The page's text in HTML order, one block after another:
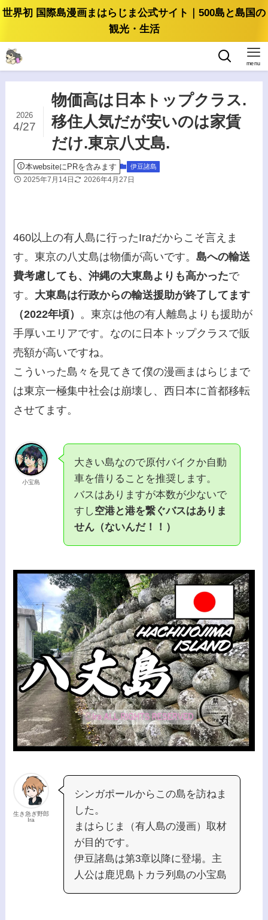
世界初 国際島漫画まはらじま公式サイト｜500島と島国の
観光・生活
menu
物価高は日本トップクラス.
移住人気だが安いのは家賃
だけ.東京八丈島.
2026
4/27
本websiteにPRを含みます 伊豆諸島
2025年7月14日 2026年4月27日
460以上の有人島に行ったIraだからこそ言えま
す。東京の八丈島は物価が高いです。島への輸送
費考慮しても、沖縄の大東島よりも高かったで
す。 大東島は行政からの輸送援助が終了してます
（2022年頃） 。東京は他の有人離島よりも援助が
手厚いエリアです。なのに日本トップクラスで販
売額が高いですね。
こういった島々を見てきて僕の漫画まはらじまで
は東京一極集中社会は崩壊し、西日本に首都移転
させてます。
小宝島
大きい島なので原付バイクか自動
車を借りることを推奨します。
バスはありますが本数が少ないで
すし空港と港を繋ぐバスはありま
せん（ないんだ！！）
生き急ぎ野郎
Ira
シンガポールからこの島を訪ねま
した。
まはらじま（有人島の漫画）取材
が目的です。
伊豆諸島は第3章以降に登場。主
人公は鹿児島トカラ列島の小宝島